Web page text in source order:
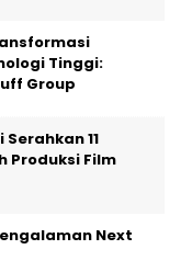
Tinggi:
Group
11
Produksi Film
Next